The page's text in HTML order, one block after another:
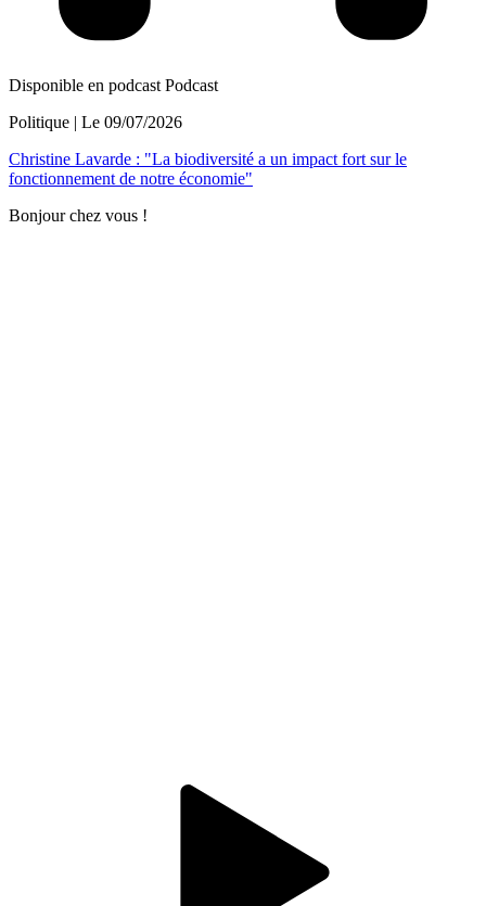
Disponible en podcast Podcast
Politique | Le 09/07/2026
Christine Lavarde : "La biodiversité a un impact fort sur le
fonctionnement de notre économie"
Bonjour chez vous !